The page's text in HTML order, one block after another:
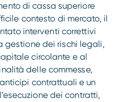
di cassa superiore
contesto di mercato, il
interventi correttivi
gestione dei rischi legali,
circolante e al
delle commesse,
contrattuali e un
dei contratti,